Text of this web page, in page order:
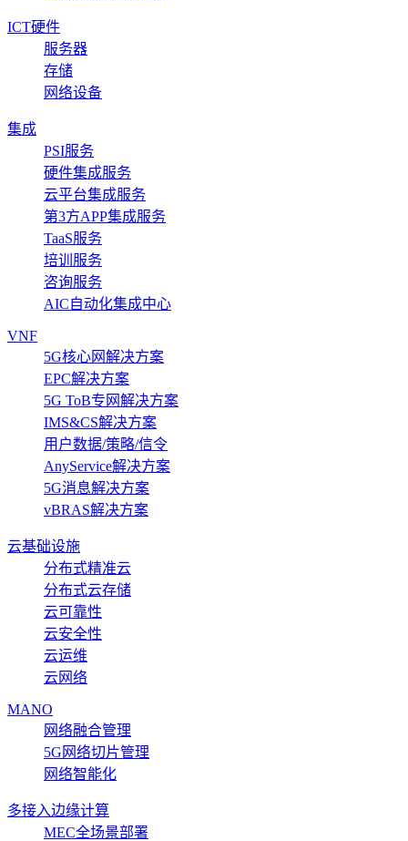
ICT硬件
服务器
存储
网络设备
集成
PSI服务
硬件集成服务
云平台集成服务
第3方APP集成服务
TaaS服务
培训服务
咨询服务
AIC自动化集成中心
VNF
5G核心网解决方案
EPC解决方案
5G ToB专网解决方案
IMS&CS解决方案
用户数据/策略/信令
AnyService解决方案
5G消息解决方案
vBRAS解决方案
云基础设施
分布式精准云
分布式云存储
云可靠性
云安全性
云运维
云网络
MANO
网络融合管理
5G网络切片管理
网络智能化
多接入边缘计算
MEC全场景部署